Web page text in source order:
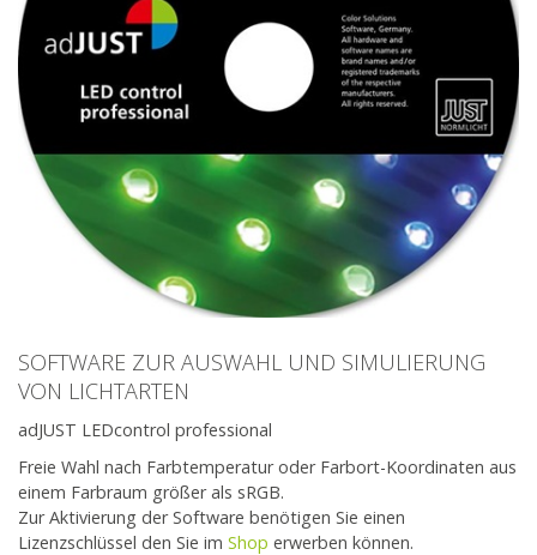
SOFTWARE ZUR AUSWAHL UND SIMULIERUNG
VON LICHTARTEN
adJUST LEDcontrol professional
Freie Wahl nach Farbtemperatur oder Farbort-Koordinaten aus
einem Farbraum größer als sRGB.
Zur Aktivierung der Software benötigen Sie einen
Lizenzschlüssel den Sie im Shop erwerben können.